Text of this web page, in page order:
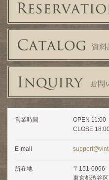
営業時間
OPEN 11:00
CLOSE
E-mail
所在地
〒151-0066
東京都渋谷